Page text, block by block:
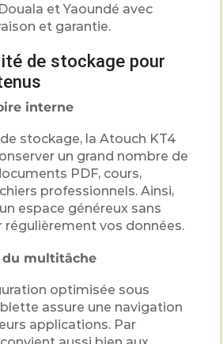
et Yaoundé avec
et garantie.
de stockage pour
interne
stockage, la Atouch KT4
un grand nombre de
PDF, cours,
professionnels. Ainsi,
espace généreux sans
régulièrement vos données.
du multitâche
optimisée sous
assure une navigation
applications. Par